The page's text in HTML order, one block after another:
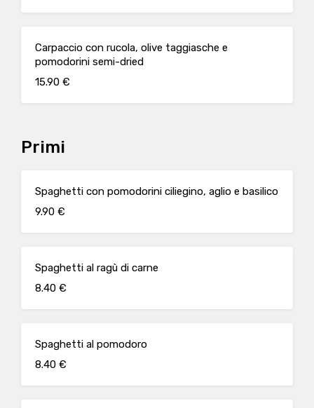
Carpaccio con rucola, olive taggiasche e
pomodorini semi-dried
15.90 €
Primi
Spaghetti con pomodorini ciliegino, aglio e basilico
9.90 €
Spaghetti al ragù di carne
8.40 €
Spaghetti al pomodoro
8.40 €